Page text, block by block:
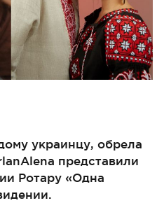
украинцу, обрела
представили
Ротару «Одна